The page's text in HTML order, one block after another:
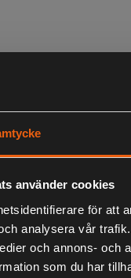
använder cookies
för att
analysera vår
och annons- och
som du har